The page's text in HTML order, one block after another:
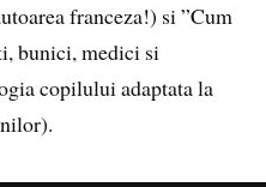
franceza!) si ”Cum
bunici, medici si
copilului adaptata la